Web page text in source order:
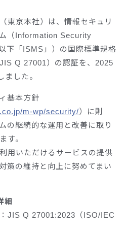
東京本社）は、情報セキュリ
（Information Security
下「ISMS」）の国際標準規格
Q 27001）の認証を、2025
した。
基本方針
m-wp/security/）に則
の継続的な運用と改善に取り
す。
用いただけるサービスの提供
策の維持と向上に努めてまい
細
27001:2023（ISO/IEC